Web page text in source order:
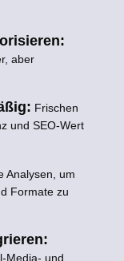
aber
Frischen
und SEO-Wert
Analysen, um
Formate zu
Media- und